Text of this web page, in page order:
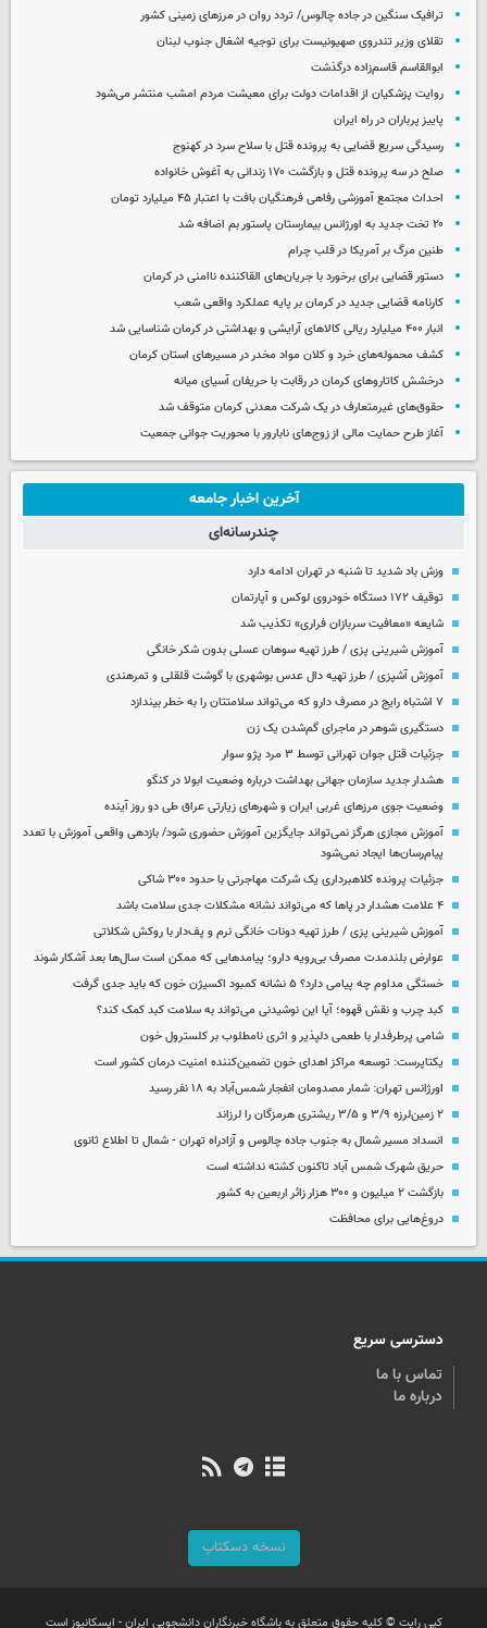
ترافیک سنگین در جاده چالوس/ تردد روان در مرزهای زمینی کشور
تقلای وزیر تندروی صهیونیست برای توجیه اشغال جنوب لبنان
ابوالقاسم قاسم‌زاده درگذشت
روایت پزشکیان از اقدامات دولت برای معیشت مردم امشب منتشر می‌شود
پاییز پرباران در راه ایران
رسیدگی سریع قضایی به پرونده قتل با سلاح سرد در کهنوج
صلح در سه پرونده قتل و بازگشت ۱۷۰ زندانی به آغوش خانواده
احداث مجتمع آموزشی رفاهی فرهنگیان بافت با اعتبار ۴۵ میلیارد تومان
۲۰ تخت جدید به اورژانس بیمارستان پاستور بم اضافه شد
طنین مرگ بر آمریکا در قلب چرام
دستور قضایی برای برخورد با جریان‌های القاکننده ناامنی در کرمان
کارنامه قضایی جدید در کرمان بر پایه عملکرد واقعی شعب
انبار ۴۰۰ میلیارد ریالی کالاهای آرایشی و بهداشتی در کرمان شناسایی شد
کشف محموله‌های خرد و کلان مواد مخدر در مسیرهای استان کرمان
درخشش کاتاروهای کرمان در رقابت با حریفان آسیای میانه
حقوق‌های غیرمتعارف در یک شرکت معدنی کرمان متوقف شد
آغاز طرح حمایت مالی از زوج‌های نابارور با محوریت جوانی جمعیت
آخرین اخبار جامعه
چندرسانه‌ای
وزش باد شدید تا شنبه در تهران ادامه دارد
توقیف ۱۷۲ دستگاه خودروی لوکس و آپارتمان
شایعه «معافیت سربازان فراری» تکذیب شد
آموزش شیرینی پزی / طرز تهیه سوهان عسلی بدون شکر خانگی
آموزش آشپزی / طرز تهیه دال عدس بوشهری با گوشت قلقلی و تمرهندی
۷ اشتباه رایج در مصرف دارو که می‌تواند سلامتتان را به خطر بیندازد
دستگیری شوهر در ماجرای گم‌شدن یک زن
جزئیات قتل جوان تهرانی توسط ۳ مرد پژو سوار
هشدار جدید سازمان جهانی بهداشت درباره وضعیت ابولا در کنگو
وضعیت جوی مرزهای غربی ایران و شهرهای زیارتی عراق طی دو روز آینده
آموزش مجازی هرگز نمی‌تواند جایگزین آموزش حضوری شود/ بازدهی واقعی آموزش با تعدد
پیام‌رسان‌ها ایجاد نمی‌شود
جزئیات پرونده کلاهبرداری یک شرکت مهاجرتی با حدود ۳۰۰ شاکی
۴ علامت هشدار در پاها که می‌تواند نشانه مشکلات جدی سلامت باشد
آموزش شیرینی پزی / طرز تهیه دونات خانگی نرم و پف‌دار با روکش شکلاتی
عوارض بلندمدت مصرف بی‌رویه دارو؛ پیامدهایی که ممکن است سال‌ها بعد آشکار شوند
خستگی مداوم چه پیامی دارد؟ ۵ نشانه کمبود اکسیژن خون که باید جدی گرفت
کبد چرب و نقش قهوه؛ آیا این نوشیدنی می‌تواند به سلامت کبد کمک کند؟
شامی پرطرفدار با طعمی دلپذیر و اثری نامطلوب بر کلسترول خون
یکتاپرست: توسعه مراکز اهدای خون تضمین‌کننده امنیت درمان کشور است
اورژانس تهران: شمار مصدومان انفجار شمس‌آباد به ۱۸ نفر رسید
۲ زمین‌لرزه ۳/۹ و ۳/۵ ریشتری هرمزگان را لرزاند
انسداد مسیر شمال به جنوب جاده چالوس و آزادراه تهران - شمال تا اطلاع ثانوی
حریق شهرک شمس آباد تاکنون کشته نداشته است
بازگشت ۲ میلیون و ۳۰۰ هزار زائر اربعین به کشور
دروغ‌هایی برای محافظت
دسترسی سریع
تماس با ما
درباره ما
نسخه دسکتاپ
کپی رایت © کلیه حقوق متعلق به باشگاه خبرنگاران دانشجویی ایران - ایسکانیوز است